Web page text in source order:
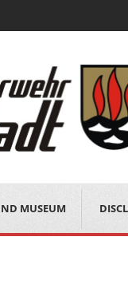
MUSEUM